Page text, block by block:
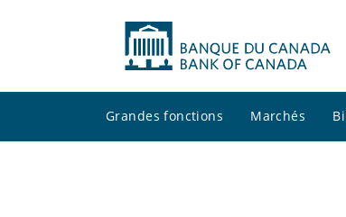
Grandes fonctions Marchés